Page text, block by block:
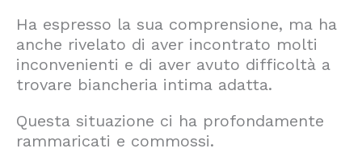
Ha espresso la sua comprensione, ma ha
anche rivelato di aver incontrato molti
inconvenienti e di aver avuto difficoltà a
trovare biancheria intima adatta.
Questa situazione ci ha profondamente
rammaricati e commossi.